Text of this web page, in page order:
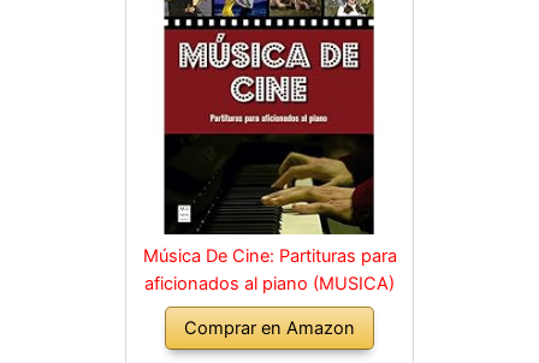
Música De Cine: Partituras para
aficionados al piano (MUSICA)
Comprar en Amazon